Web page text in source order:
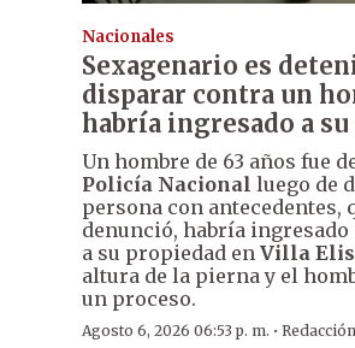
Nacionales
Sexagenario es
disparar contra un
habría ingresado a
Un hombre de 63 años fue
Policía Nacional luego de
persona con antecedentes,
denunció, habría ingresado
a su propiedad en Villa
altura de la pierna y el
un proceso.
Agosto 6, 2026 06:53 p. m. ·